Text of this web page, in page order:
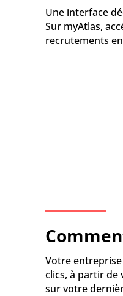
Une interface
Sur myAtlas,
recrutements
Votre
clics, à partir de
sur votre